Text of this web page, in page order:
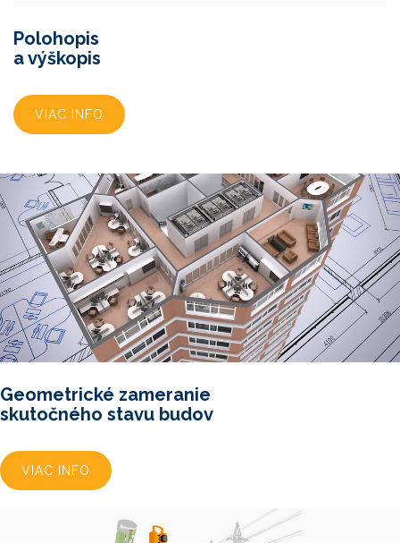
Polohopis
a výškopis
VIAC INFO
Geometrické zameranie
skutočného stavu budov
VIAC INFO